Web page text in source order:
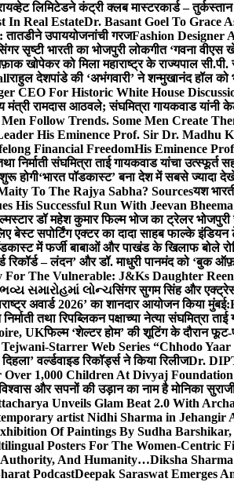
लिमिटेडने कंट्री क्लब मास्टरकार्ड –
In Real EstateDr. Basant Goel To Grace
: तातडीने उपाययोजनांची गरजFashion Designer
सृष्टी भारती का भोजपुरी लोकगीत ‘गवना
खोपेकर को मिला महाराष्ट्र के राज्यपाल सी.पी.
राहुल देशपांडे की ‘अभंगवारी’ ने शन्मुखानंद हॉल को
CEO For Historic White House
मंत्री रामदास आठवले; संघमित्रा गायकवाड यांनी
Follow Trends. Some Men Create
His Eminence Prof. Sir Dr. Madhu
Financial FreedomHis Eminence
निर्माती संघमित्रा ताई गायकवाड यांचा उत्स्फूर्त
होगी‘भारत पॉडकास्ट’ बना देश में सबसे ज्यादा
To The Rajya Sabha? Sourcesयश
His Successful Run With Jeevan
डॉ महेश कुमार फिल्म भोज का ट्रेलर
बेस्ट सपोर्टिंग एक्टर का दादा साहब फाल्के इंडियन
में फर्जी बाबाओं और पाखंड के खिलाफ बोले
– लंदन’ और डॉ. माधुरी पानमंद को ‘बुक ऑफ़
For The Vulnerable: J&Ks Daughter
સમારોહમાં લોન્ચसिंगर सुगम सिंह और एक्ट्रेस
अवार्ड 2026’ का शानदार आयोजन किया मुंबई:
तथा रिपब्लिकन पक्षाच्या नेत्या संघमित्रा
UKफिल्म ‘शेल्टर होम’ की शूटिंग के दौरान फूट-
Starrer Web Series “Chhodo Yaar
वर्ल्डवाइड रिकॉर्ड्स ने किया रिलीजDr.
1,000 Children At Divyaj
और सपनों की उड़ान का नाम है मोनिका
Unveils Glam Beat 2.0 With
artist Nidhi Sharma in Jehangir
Of Paintings By Sudha
Posters For The Women-Centric
Authority, And Humanity…Diksha
PodcastDeepak Saraswat Emerges